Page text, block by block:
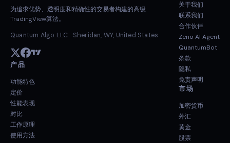
为追求优势、透明度和精确性的交易者构建的高级
TradingView算法。
Quantum Algo LLC · Sheridan, WY, United States
产品
功能特色
定价
性能表现
对比
工作原理
使用方法
关于我们
联系我们
合作伙伴
Zeno AI Agent
QuantumBot
条款
隐私
免责声明
市场
加密货币
外汇
黄金
股票